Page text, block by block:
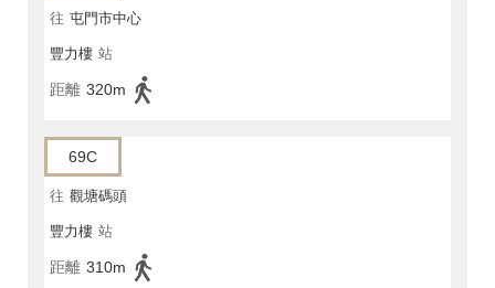
往 屯門市中心
豐力樓 站
距離 320m
69C
往 觀塘碼頭
豐力樓 站
距離 310m